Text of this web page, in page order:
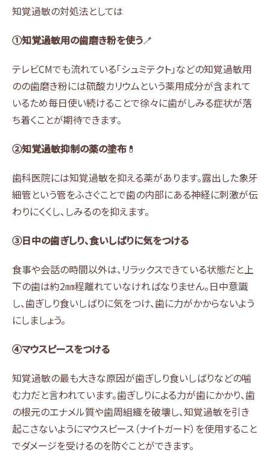
知覚過敏の対処法としては
①知覚過敏用の歯磨き粉を使う🪥
テレビCMでも流れている「シュミテクト」などの知覚過敏用
のの歯磨き粉には硫酸カリウムという薬用成分が含まれて
いるため毎日使い続けることで徐々に歯がしみる症状が落
ち着くことが期待できます。
②知覚過敏抑制の薬の塗布 💊
歯科医院には知覚過敏を抑える薬があります。露出した象牙
細管という管をふさぐことで歯の内部にある神経に刺激が伝
わりにくくし、しみるのを抑えます。
③日中の歯ぎしり、食いしばりに気をつける
食事や会話の時間以外は、リラックスできている状態だと上
下の歯は約2㎜程離れていなければなりません。日中意識
し、歯ぎしり食いしばりに気をつけ、歯に力がかからないよう
にしましょう。
④マウスピースをつける
知覚過敏の最も大きな原因が歯ぎしり食いしばりなどの噛
む力だと言われています。歯ぎしりによる力が歯にかかり、歯
の根元のエナメル質や歯周組織を破壊し、知覚過敏を引き
起こさないようにマウスピース（ナイトガード）を使用すること
でダメージを受けるのを防ぐことができます。